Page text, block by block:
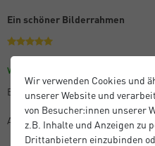
Ein schöner Bilderrahmen
Verifizierter Kauf
Es ist praktisch und schön, wenn
Anton M.
Wir verwenden Cookies und
unserer Website und
von Besucher:innen unserer
z.B. Inhalte und Anzeigen zu
Drittanbietern einzubinden